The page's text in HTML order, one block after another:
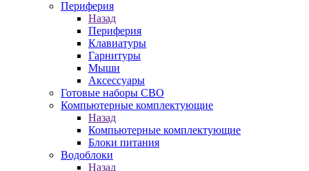
Периферия
Назад
Периферия
Клавиатуры
Гарнитуры
Мыши
Аксессуары
Готовые наборы СВО
Компьютерные комплектующие
Назад
Компьютерные комплектующие
Блоки питания
Водоблоки
Назад